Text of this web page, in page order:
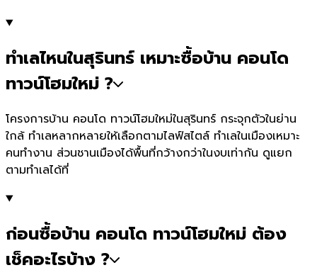
ทำเลไหนในสุรินทร์ เหมาะซื้อบ้าน คอนโด
ทาวน์โฮมใหม่ ?
โครงการบ้าน คอนโด ทาวน์โฮมใหม่ในสุรินทร์ กระจุกตัวในย่าน
ใกล้ ทำเลหลากหลายให้เลือกตามไลฟ์สไตล์ ทำเลในเมืองเหมาะ
คนทำงาน ส่วนชานเมืองได้พื้นที่กว้างกว่าในงบเท่ากัน ดูแยก
ตามทำเลได้ที่
ก่อนซื้อบ้าน คอนโด ทาวน์โฮมใหม่ ต้อง
เช็คอะไรบ้าง ?